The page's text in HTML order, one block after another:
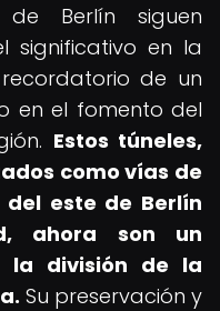
Berlín siguen
significativo en la
de un
en el fomento del
Estos túneles,
como vías de
este de Berlín
ahora son un
la división de la
Su preservación y